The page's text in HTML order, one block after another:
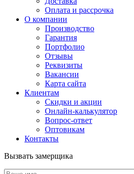
Оплата и рассрочка
О компании
Производство
Гарантия
Портфолио
Отзывы
Реквизиты
Вакансии
Карта сайта
Клиентам
Скидки и акции
Онлайн-калькулятор
Вопрос-ответ
Оптовикам
Контакты
Вызвать замерщика